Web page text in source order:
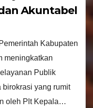
Terbaik, Transparan dan Akuntabel
Kabupaten
meningkatkan
Publik
birokrasi yang rumit
oleh Plt Kepala…